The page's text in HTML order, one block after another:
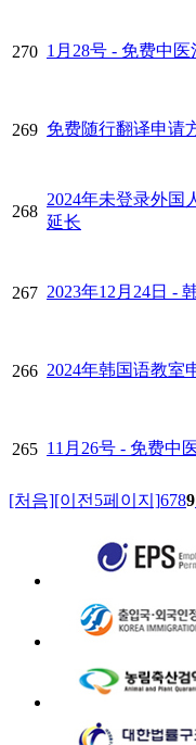
270 1月28号 - 免费中
269 免费随行翻译申请
268
2024年未登录外国
延长
267 2023年12月24日 -
266 2024年韩国语教室
265 11月26号 - 免费中
[처음][이전5페이지]6789